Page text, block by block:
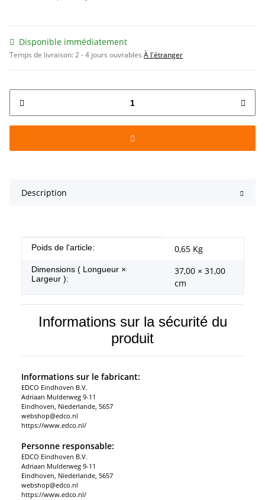
Disponible immédiatement
Temps de livraison:2 - 4 jours ouvrables À l'étranger
Description
#productDetails.itemInformation#
#productDetails.itemValue#
Poids de l'article: 0,65 Kg
Dimensions ( Longueur ×
Largeur ):
37,00 × 31,00
cm
Informations sur la sécurité du
produit
Informations sur le fabricant:
EDCO Eindhoven B.V.
Adriaan Mulderweg 9-11
Eindhoven, Niederlande, 5657
webshop@edco.nl
https://www.edco.nl/
Personne responsable:
EDCO Eindhoven B.V.
Adriaan Mulderweg 9-11
Eindhoven, Niederlande, 5657
webshop@edco.nl
https://www.edco.nl/